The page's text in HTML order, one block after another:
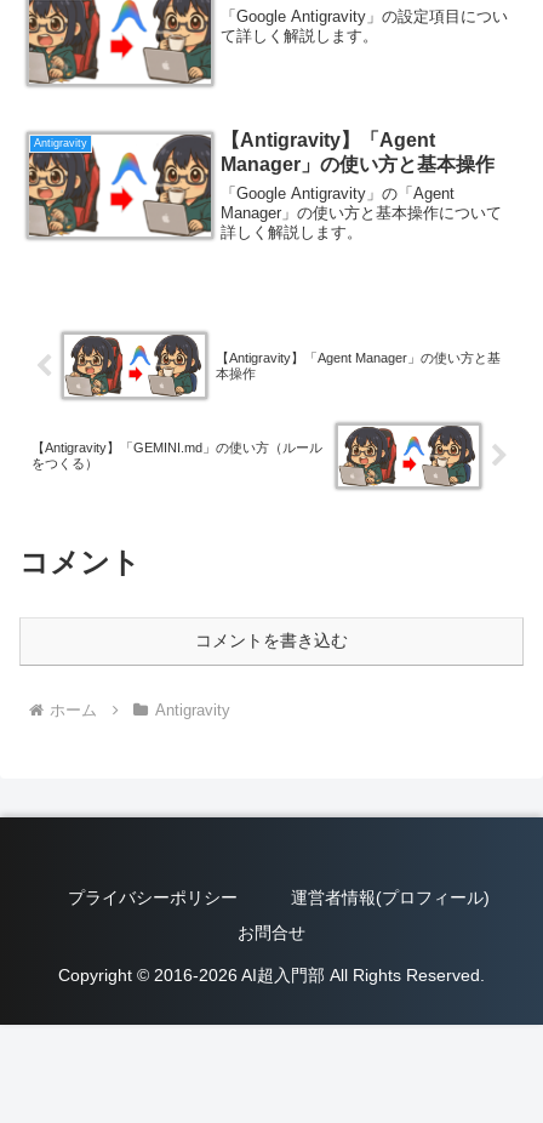
「Google Antigravity」の設定項目につい
て詳しく解説します。
Antigravity
【Antigravity】「Agent
Manager」の使い方と基本操作
「Google Antigravity」の「Agent
Manager」の使い方と基本操作について
詳しく解説します。
【Antigravity】「Agent Manager」の使い方と基
本操作
【Antigravity】「GEMINI.md」の使い方（ルール
をつくる）
コメント
コメントを書き込む
ホーム Antigravity
プライバシーポリシー
運営者情報(プロフィール)
お問合せ
Copyright © 2016-2026 AI超入門部 All Rights Reserved.